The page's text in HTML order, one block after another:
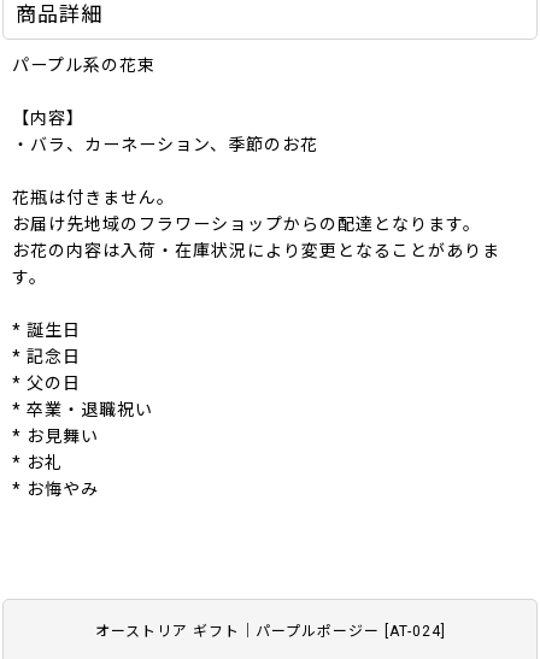
オーストリア ギフト｜パープルポージー AT-024]
商品詳細
パープル系の花束
【内容】
・バラ、カーネーション、季節のお花
花瓶は付きません。
お届け先地域のフラワーショップからの配達となります。
お花の内容は入荷・在庫状況により変更となることがありま
す。
* 誕生日
* 記念日
* 父の日
* 卒業・退職祝い
* お見舞い
* お礼
* お悔やみ